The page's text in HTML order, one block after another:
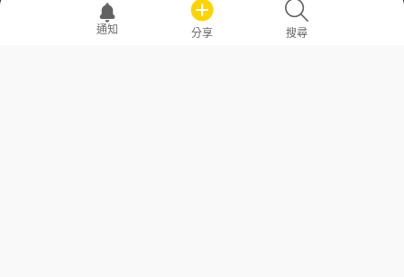
職場透明化運動
通知 分享 搜尋